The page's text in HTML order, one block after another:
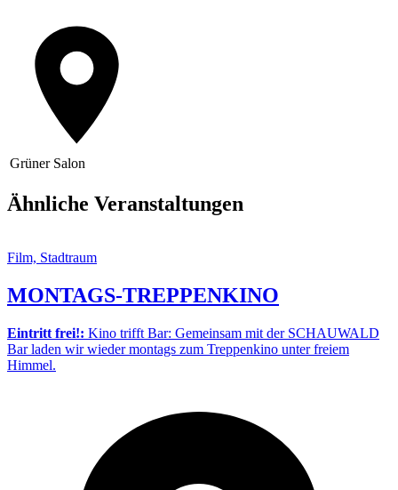
Grüner Salon
Ähnliche Veranstaltungen
Film, Stadtraum
MONTAGS-TREPPENKINO
Eintritt frei!: Kino trifft Bar: Gemeinsam mit der SCHAUWALD
Bar laden wir wieder montags zum Treppenkino unter freiem
Himmel.